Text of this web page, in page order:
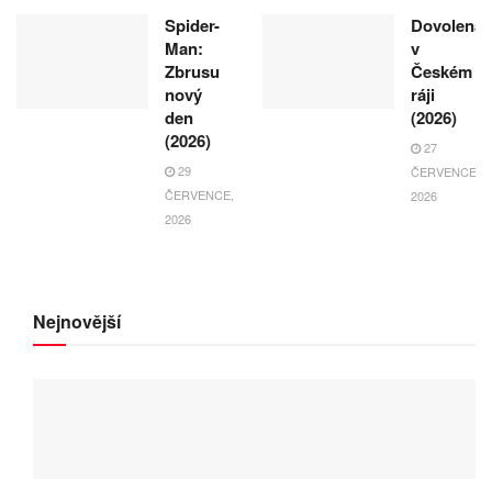
Spider-
Man:
Zbrusu
nový
den
(2026)
29
ČERVENCE,
2026
Dovolená
v
Českém
ráji
(2026)
27
ČERVENCE,
2026
Nejnovější